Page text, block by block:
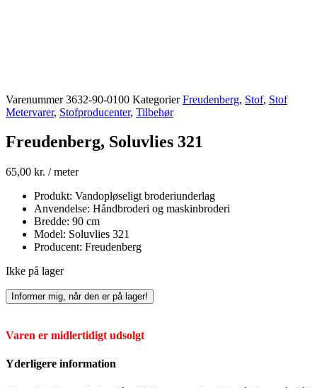
Varenummer3632-90-0100 Kategorier Freudenberg, Stof, Stof
Metervarer, Stofproducenter, Tilbehør
Freudenberg, Soluvlies 321
65,00 kr. / meter
Produkt: Vandopløseligt broderiunderlag
Anvendelse: Håndbroderi og maskinbroderi
Bredde: 90 cm
Model: Soluvlies 321
Producent: Freudenberg
Ikke på lager
Informer mig, når den er på lager!
Varen er midlertidigt udsolgt
Yderligere information